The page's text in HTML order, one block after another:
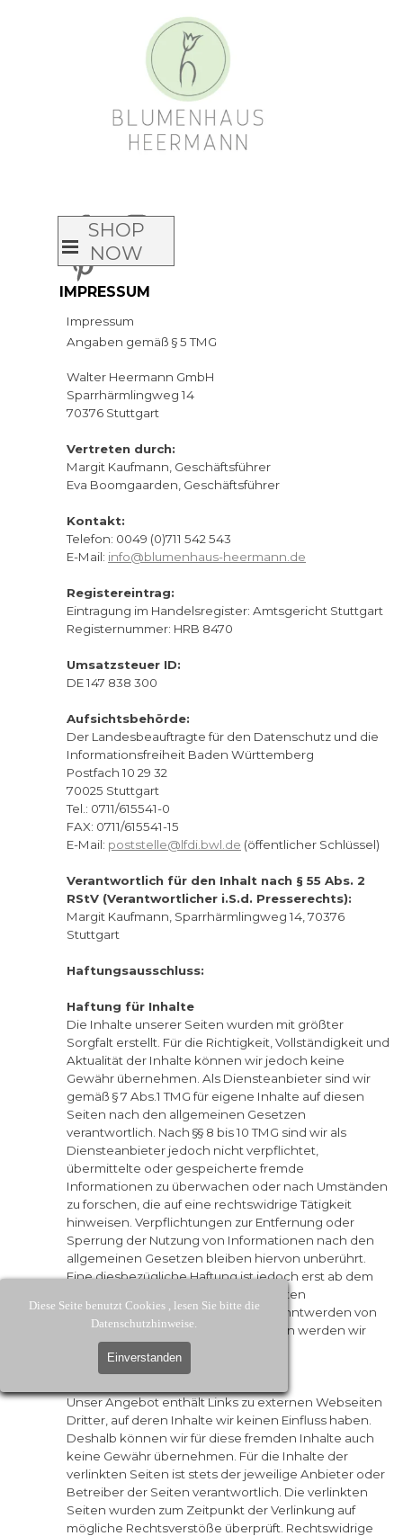
Diese Seite benutzt Cookies , lesen Sie bitte die
Datenschutzhinweise.
Einverstanden
Animated
SHOP
NOW
IMPRESSUM
Impressum
Angaben gemäß § 5 TMG
Walter Heermann GmbH
Sparrhärmlingweg 14
70376 Stuttgart
Vertreten durch:
Margit Kaufmann, Geschäftsführer
Eva Boomgaarden, Geschäftsführer
Kontakt:
Telefon: 0049 (0)711 542 543
E-Mail: info@blumenhaus-heermann.de
Registereintrag:
Eintragung im Handelsregister: Amtsgericht Stuttgart
Registernummer: HRB 8470
Umsatzsteuer ID:
DE 147 838 300
Aufsichtsbehörde:
Der Landesbeauftragte für den Datenschutz und die
Informationsfreiheit Baden Württemberg
Postfach 10 29 32
70025 Stuttgart
Tel.: 0711/615541-0
FAX: 0711/615541-15
E-Mail: poststelle@lfdi.bwl.de (öffentlicher Schlüssel)
Verantwortlich für den Inhalt nach § 55 Abs. 2
RStV (Verantwortlicher i.S.d. Presserechts):
Margit Kaufmann, Sparrhärmlingweg 14, 70376
Stuttgart
Haftungsausschluss:
Haftung für Inhalte
Die Inhalte unserer Seiten wurden mit größter
Sorgfalt erstellt. Für die Richtigkeit, Vollständigkeit und
Aktualität der Inhalte können wir jedoch keine
Gewähr übernehmen. Als Diensteanbieter sind wir
gemäß § 7 Abs.1 TMG für eigene Inhalte auf diesen
Seiten nach den allgemeinen Gesetzen
verantwortlich. Nach §§ 8 bis 10 TMG sind wir als
Diensteanbieter jedoch nicht verpflichtet,
übermittelte oder gespeicherte fremde
Informationen zu überwachen oder nach Umständen
zu forschen, die auf eine rechtswidrige Tätigkeit
hinweisen. Verpflichtungen zur Entfernung oder
Sperrung der Nutzung von Informationen nach den
allgemeinen Gesetzen bleiben hiervon unberührt.
Eine diesbezügliche Haftung ist jedoch erst ab dem
Zeitpunkt der Kenntnis einer konkreten
Rechtsverletzung möglich. Bei Bekanntwerden von
entsprechenden Rechtsverletzungen werden wir
diese Inhalte umgehend entfernen.
Unser Angebot enthält Links zu externen Webseiten
Dritter, auf deren Inhalte wir keinen Einfluss haben.
Deshalb können wir für diese fremden Inhalte auch
keine Gewähr übernehmen. Für die Inhalte der
verlinkten Seiten ist stets der jeweilige Anbieter oder
Betreiber der Seiten verantwortlich. Die verlinkten
Seiten wurden zum Zeitpunkt der Verlinkung auf
mögliche Rechtsverstöße überprüft. Rechtswidrige